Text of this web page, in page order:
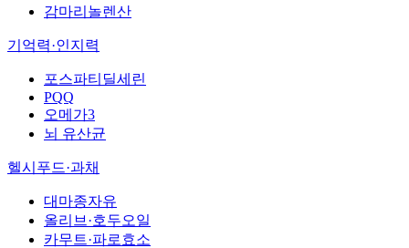
감마리놀렌산
기억력·인지력
포스파티딜세린
PQQ
오메가3
뇌 유산균
헬시푸드·과채
대마종자유
올리브·호두오일
카무트·파로효소